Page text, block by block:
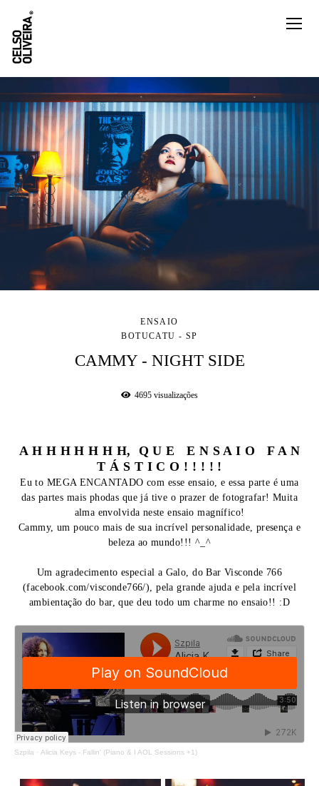
ENSAIO
BOTUCATU - SP
CAMMY - NIGHT SIDE
4695 visualizações
A H H H H H H H, Q U E E N S A I O F A N
T Á S T I C O ! ! ! ! !
Eu to MEGA ENCANTADO com esse ensaio, e essa parte é uma
das partes mais phodas que já tive o prazer de fotografar! Muita
alma envolvida neste ensaio magnífico!
Cammy, um pouco mais de sua incrível personalidade, presença e
beleza ao mundo!!! ^_^
Um agradecimento especial a Galo, do Bar Visconde 766
(facebook.com/visconde766/), pela grande ajuda e pela incrível
ambientação do bar, que deu todo um charme no ensaio!! :D
Szpila · Alicia Keys - Fallin' (Piano & I AOL Sessions +1)